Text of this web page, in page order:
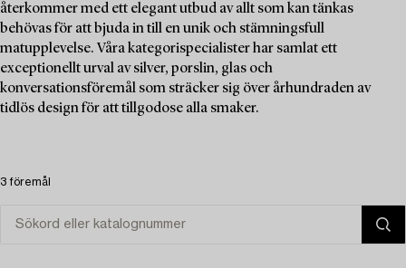
återkommer med ett elegant utbud av allt som kan tänkas
behövas för att bjuda in till en unik och stämningsfull
matupplevelse. Våra kategorispecialister har samlat ett
exceptionellt urval av silver, porslin, glas och
konversationsföremål som sträcker sig över århundraden av
tidlös design för att tillgodose alla smaker.
3 föremål